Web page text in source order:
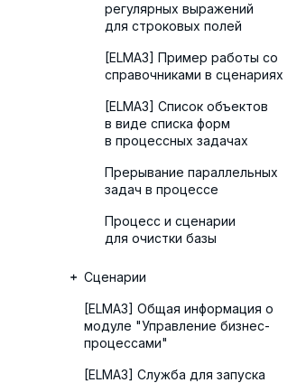
регулярных выражений
для строковых полей
[ELMA3] Пример работы со
справочниками в сценариях
[ELMA3] Список объектов
в виде списка форм
в процессных задачах
Прерывание параллельных
задач в процессе
Процесс и сценарии
для очистки базы
Сценарии
[ELMA3] Общая информация о
модуле "Управление бизнес-
процессами"
[ELMA3] Служба для запуска